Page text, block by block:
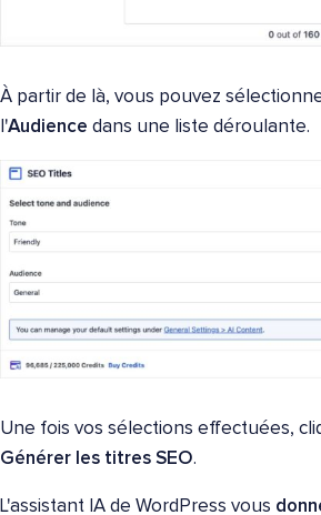
À partir de là, vous pouvez
l'Audience dans une liste déroulante.
Une fois vos sélections effectuées,
Générer les titres SEO.
L'assistant IA de WordPress vous